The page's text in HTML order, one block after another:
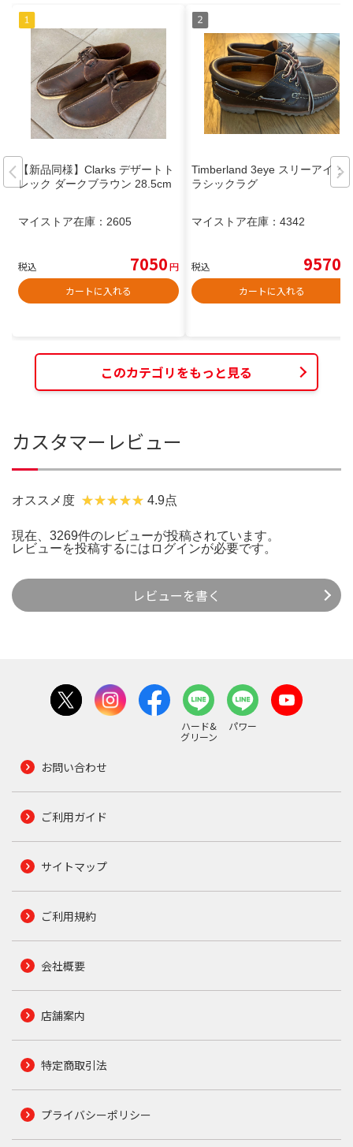
【新品同様】Clarks デザートト
レック ダークブラウン 28.5cm
マイストア在庫： 2605
税込 7050円
カートに入れる
Timberland 3eye スリーアイ ク
ラシックラグ
マイストア在庫： 4342
税込 9570
カートに入れる
このカテゴリをもっと見る
カスタマーレビュー
オススメ度 4.9点
現在、3269件のレビューが投稿されています。
レビューを投稿するには ログインが必要です。
レビューを書く
ハード&
グリーン
パワー
お問い合わせ
ご利用ガイド
サイトマップ
ご利用規約
会社概要
店舗案内
特定商取引法
プライバシーポリシー